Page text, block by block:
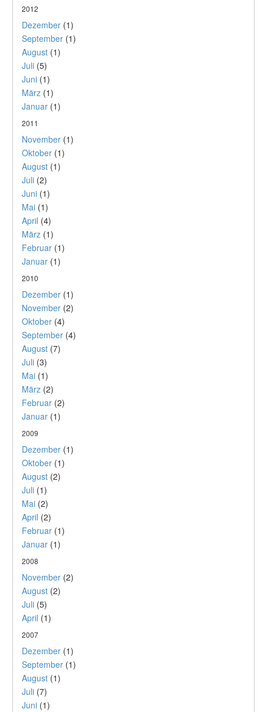
2012
Dezember (1)
September (1)
August (1)
Juli (5)
Juni (1)
März (1)
Januar (1)
2011
November (1)
Oktober (1)
August (1)
Juli (2)
Juni (1)
Mai (1)
April (4)
März (1)
Februar (1)
Januar (1)
2010
Dezember (1)
November (2)
Oktober (4)
September (4)
August (7)
Juli (3)
Mai (1)
März (2)
Februar (2)
Januar (1)
2009
Dezember (1)
Oktober (1)
August (2)
Juli (1)
Mai (2)
April (2)
Februar (1)
Januar (1)
2008
November (2)
August (2)
Juli (5)
April (1)
2007
Dezember (1)
September (1)
August (1)
Juli (7)
Juni (1)